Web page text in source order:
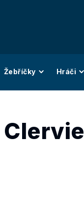
Žebříčky Hráči